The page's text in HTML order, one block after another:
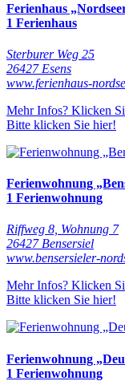
Ferienhaus
1 Ferienhaus
Sterburer Weg 25
26427 Esens
www.ferienhaus-
Mehr Infos? Klicken
Bitte klicken Sie hier!
Ferienwohnung
1 Ferienwohnung
Riffweg 8, Wohnung 7
26427 Bensersiel
www.bensersieler-
Mehr Infos? Klicken
Bitte klicken Sie hier!
Ferienwohnung
1 Ferienwohnung